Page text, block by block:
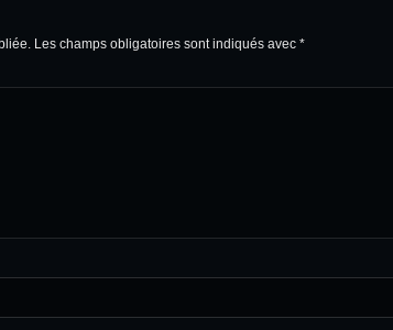
Les champs obligatoires sont indiqués avec *